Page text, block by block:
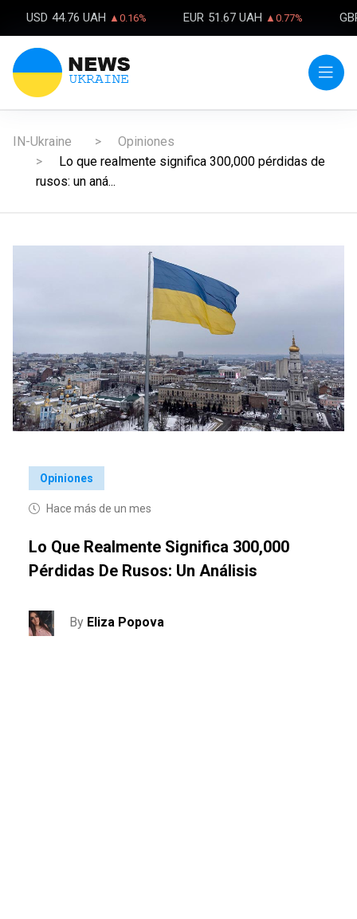
USD 44.76 UAH ▲0.16% EUR 51.67 UAH ▲0.77%
IN-Ukraine
Opiniones
Lo que realmente significa 300,000 pérdidas de
rusos: un aná...
Opiniones
Hace más de un mes
Lo Que Realmente Significa 300,000
Pérdidas De Rusos: Un Análisis
By Eliza Popova